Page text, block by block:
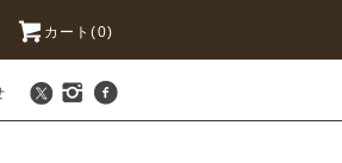
カート(0)